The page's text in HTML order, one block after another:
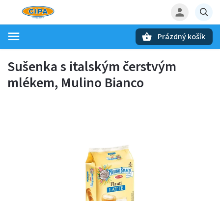
Prázdný košík
Sušenka s italským čerstvým
mlékem, Mulino Bianco